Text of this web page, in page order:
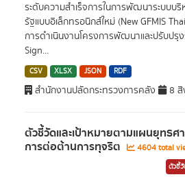
ระดับความสำเร็จการในการพัฒนาระบบบ
รัฐแบบอิเล็กทรอนิกส์ใหม่ (New GFMIS
การดำเนินงานโครงการพัฒนาและปรับปรุ
Sign...
CSV XLSX JSON RDF
สำนักงานปลัดกระทรวงการคลัง 8 สิ
ตัวชี้วัดและเป้าหมายตามแผนยุทธ
การต่อต้านการทุจริต 4604 total
ตัวชี้วั